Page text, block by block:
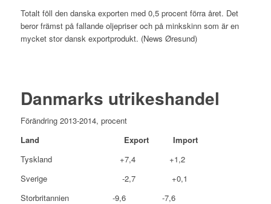
Totalt föll den danska exporten med 0,5 procent förra året. Det
beror främst på fallande oljepriser och på minkskinn som är en
mycket stor dansk exportprodukt. (News Øresund)
Danmarks utrikeshandel
Förändring 2013-2014, procent
Land Export Import
Tyskland +7,4 +1,2
Sverige -2,7 +0,1
Storbritannien -9,6 -7,6